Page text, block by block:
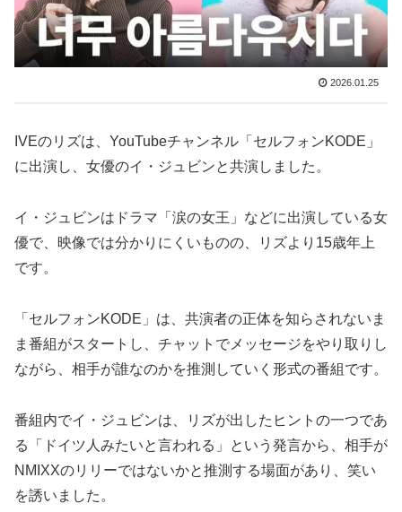
2026.01.25
IVEのリズは、YouTubeチャンネル「セルフォンKODE」
に出演し、女優のイ・ジュビンと共演しました。
イ・ジュビンはドラマ「涙の女王」などに出演している女
優で、映像では分かりにくいものの、リズより15歳年上
です。
「セルフォンKODE」は、共演者の正体を知らされないま
ま番組がスタートし、チャットでメッセージをやり取りし
ながら、相手が誰なのかを推測していく形式の番組です。
番組内でイ・ジュビンは、リズが出したヒントの一つであ
る「ドイツ人みたいと言われる」という発言から、相手が
NMIXXのリリーではないかと推測する場面があり、笑い
を誘いました。